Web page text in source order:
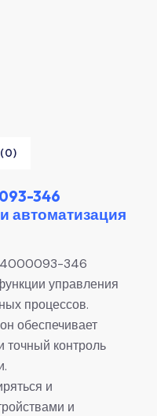
346
автоматизация
4000093-346
управления
процессов.
обеспечивает
точный контроль
и
и